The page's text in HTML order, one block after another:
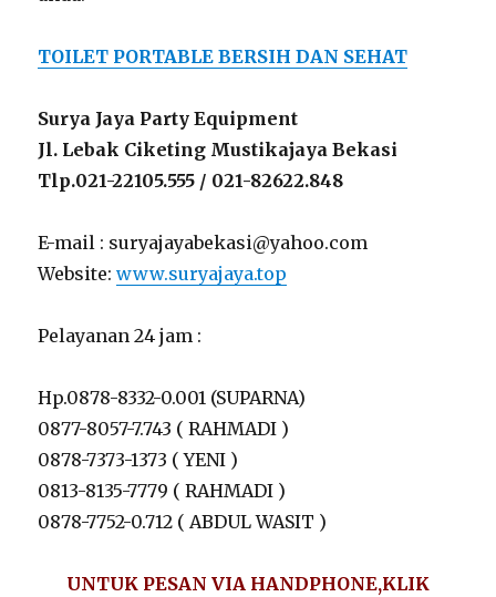
TOILET PORTABLE BERSIH DAN SEHAT
Surya Jaya Party Equipment
Jl. Lebak Ciketing Mustikajaya Bekasi
Tlp.021-22105.555 / 021-82622.848
E-mail : suryajayabekasi@yahoo.com
Website:www.suryajaya.top
Pelayanan 24 jam :
Hp.0878-8332-0.001 (SUPARNA)
0877-8057-7.743 ( RAHMADI )
0878-7373-1373 ( YENI )
0813-8135-7779 ( RAHMADI )
0878-7752-0.712 ( ABDUL WASIT )
UNTUK PESAN VIA HANDPHONE,KLIK